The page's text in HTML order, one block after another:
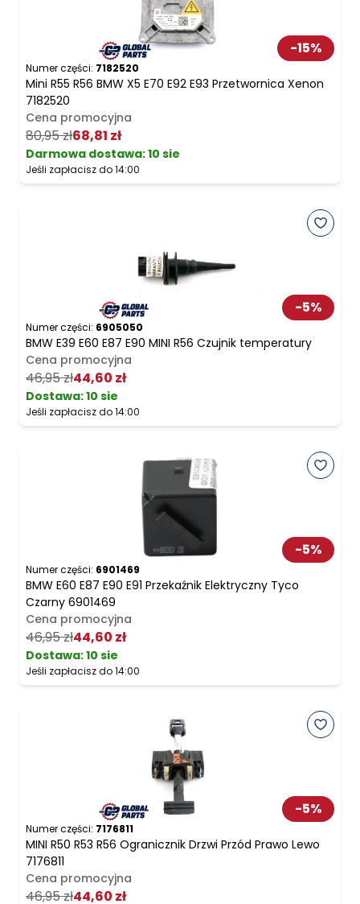
-15%
Numer części: 7182520
Mini R55 R56 BMW X5 E70 E92 E93 Przetwornica Xenon
7182520
Cena promocyjna
80,95 zł68,81 zł
Darmowa dostawa:10 sie
Jeśli zapłacisz do 14:00
-5%
Numer części: 6905050
BMW E39 E60 E87 E90 MINI R56 Czujnik temperatury
Cena promocyjna
46,95 zł44,60 zł
Dostawa:10 sie
Jeśli zapłacisz do 14:00
-5%
Numer części: 6901469
BMW E60 E87 E90 E91 Przekaźnik Elektryczny Tyco
Czarny 6901469
Cena promocyjna
46,95 zł44,60 zł
Dostawa:10 sie
Jeśli zapłacisz do 14:00
-5%
Numer części: 7176811
MINI R50 R53 R56 Ogranicznik Drzwi Przód Prawo Lewo
7176811
Cena promocyjna
46,95 zł44,60 zł